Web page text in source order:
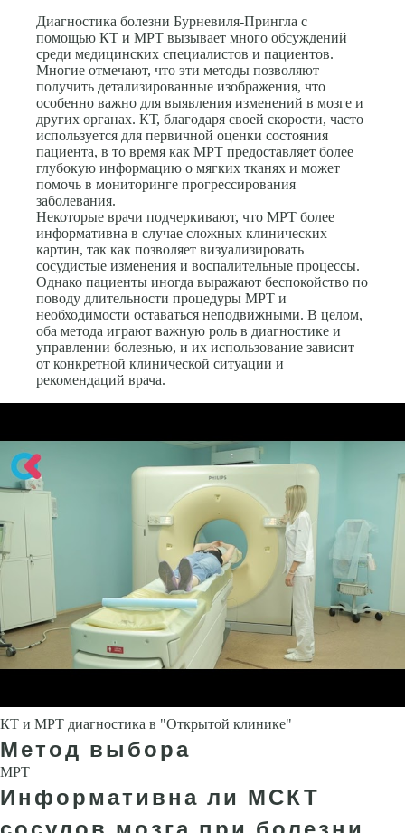
Диагностика болезни Бурневиля-Прингла с
помощью КТ и МРТ вызывает много обсуждений
среди медицинских специалистов и пациентов.
Многие отмечают, что эти методы позволяют
получить детализированные изображения, что
особенно важно для выявления изменений в мозге и
других органах. КТ, благодаря своей скорости, часто
используется для первичной оценки состояния
пациента, в то время как МРТ предоставляет более
глубокую информацию о мягких тканях и может
помочь в мониторинге прогрессирования
заболевания.
Некоторые врачи подчеркивают, что МРТ более
информативна в случае сложных клинических
картин, так как позволяет визуализировать
сосудистые изменения и воспалительные процессы.
Однако пациенты иногда выражают беспокойство по
поводу длительности процедуры МРТ и
необходимости оставаться неподвижными. В целом,
оба метода играют важную роль в диагностике и
управлении болезнью, и их использование зависит
от конкретной клинической ситуации и
рекомендаций врача.
КТ и МРТ диагностика в "Открытой клинике"
Метод выбора
МРТ
Информативна ли МСКТ